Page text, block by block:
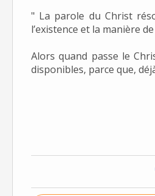
" La parole du Christ
l’existence et la manière
Alors quand passe le
disponibles, parce que,